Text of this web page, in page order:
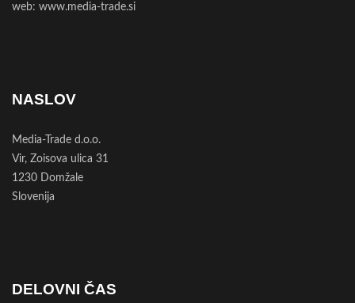
web: www.media-trade.si
NASLOV
Media-Trade d.o.o.
Vir, Zoisova ulica 31
1230 Domžale
Slovenija
DELOVNI ČAS